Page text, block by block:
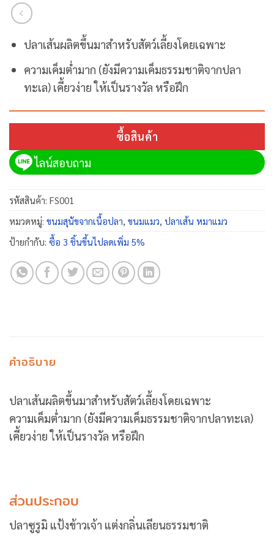
ปลาเส้นผลิตขึ้นมาสำหรับสัตว์เลี้ยงโดยเฉพาะ
ความเค็มต่ำมาก (ยังมีความเค็มธรรมชาติจากปลา
ทะเล) เคี้ยวง่าย ให้เป็นรางวัล หรือฝึก
ซื้อสินค้า
ไลน์สอบถาม
รหัสสินค้า: FS001
หมวดหมู่: ขนมสุนัขจากเนื้อปลา, ขนมแมว, ปลาเส้น หมาแมว
ป้ายกำกับ: ซื้อ 3 ชิ้นขึ้นไปลดเพิ่ม 5%
คำอธิบาย
ปลาเส้นผลิตขึ้นมาสำหรับสัตว์เลี้ยงโดยเฉพาะ
ความเค็มต่ำมาก (ยังมีความเค็มธรรมชาติจากปลาทะเล)
เคี้ยวง่าย ให้เป็นรางวัล หรือฝึก
ส่วนประกอบ
ปลาซูรูมิ แป้งข้าวเจ้า แต่งกลิ่นเลียนธรรมชาติ